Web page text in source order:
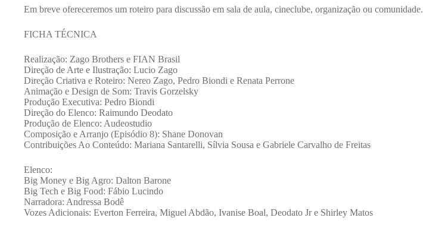
Em breve ofereceremos um roteiro para discussão em sala de aula, cineclube, organização ou comunidade.
FICHA TÉCNICA
Realização: Zago Brothers e FIAN Brasil
Direção de Arte e Ilustração: Lucio Zago
Direção Criativa e Roteiro: Nereo Zago, Pedro Biondi e Renata Perrone
Animação e Design de Som: Travis Gorzelsky
Produção Executiva: Pedro Biondi
Direção do Elenco: Raimundo Deodato
Produção de Elenco: Audeostudio
Composição e Arranjo (Episódio 8): Shane Donovan
Contribuições Ao Conteúdo: Mariana Santarelli, Sílvia Sousa e Gabriele Carvalho de Freitas
Elenco:
Big Money e Big Agro: Dalton Barone
Big Tech e Big Food: Fábio Lucindo
Narradora: Andressa Bodê
Vozes Adicionais: Everton Ferreira, Miguel Abdão, Ivanise Boal, Deodato Jr e Shirley Matos